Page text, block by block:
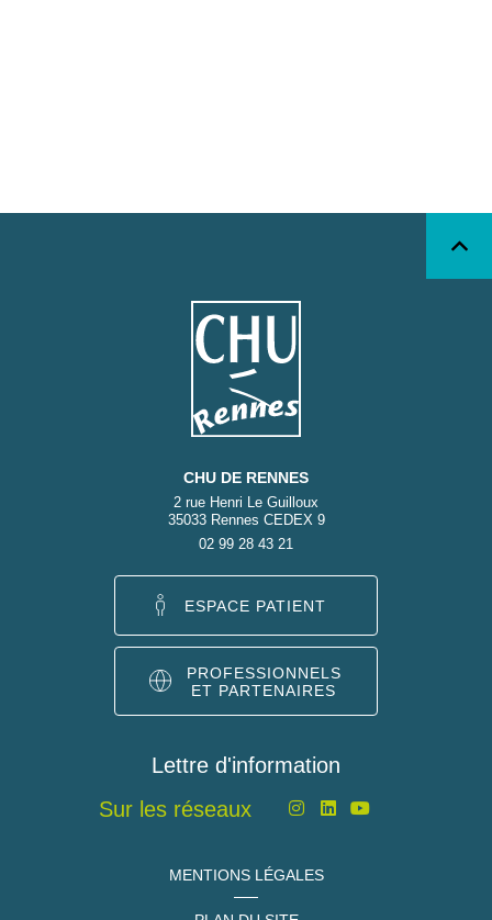
CHU DE RENNES
2 rue Henri Le Guilloux
35033 Rennes CEDEX 9
02 99 28 43 21
ESPACE PATIENT
PROFESSIONNELS
ET PARTENAIRES
Lettre d'information
Sur les réseaux
MENTIONS LÉGALES